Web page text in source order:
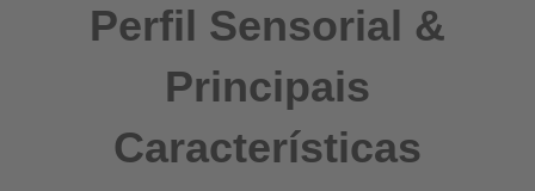
Perfil Sensorial &
Principais
Características